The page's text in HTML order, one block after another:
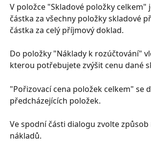
V položce "Skladové položky celkem"
částka za všechny položky skladové
částka za celý příjmový doklad.
Do položky "Náklady k rozúčtování"
kterou potřebujete zvýšit cenu dané
"Pořizovací cena položek celkem" se
předcházejících položek.
Ve spodní části dialogu zvolte
nákladů.